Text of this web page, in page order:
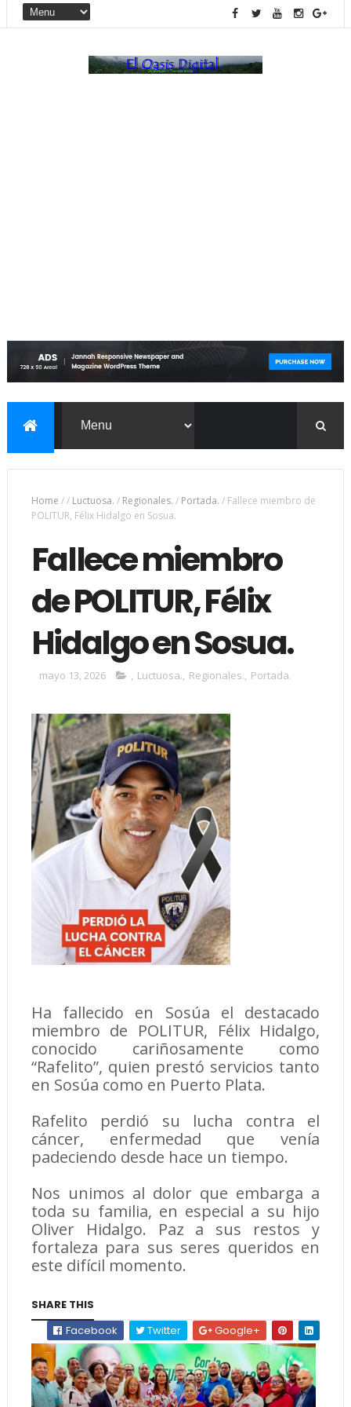
Home // Luctuosa. / Regionales. / Portada. / Fallece miembro de
POLITUR, Félix Hidalgo en Sosua.
Fallece miembro
de POLITUR, Félix
Hidalgo en Sosua.
mayo 13, 2026 , Luctuosa., Regionales., Portada.
Ha fallecido en Sosúa el destacado
miembro de POLITUR, Félix Hidalgo,
conocido cariñosamente como
“Rafelito”, quien prestó servicios tanto
en Sosúa como en Puerto Plata.
Rafelito perdió su lucha contra el
cáncer, enfermedad que venía
padeciendo desde hace un tiempo.
Nos unimos al dolor que embarga a
toda su familia, en especial a su hijo
Oliver Hidalgo. Paz a sus restos y
fortaleza para sus seres queridos en
este difícil momento.
SHARE THIS
Facebook
Twitter Google+